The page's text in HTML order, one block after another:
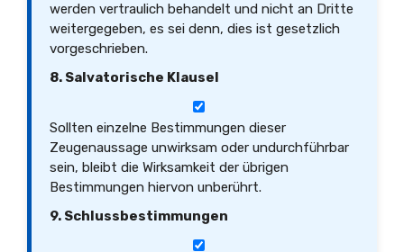
werden vertraulich behandelt und nicht an Dritte
weitergegeben, es sei denn, dies ist gesetzlich
vorgeschrieben.
8. Salvatorische Klausel
Sollten einzelne Bestimmungen dieser
Zeugenaussage unwirksam oder undurchführbar
sein, bleibt die Wirksamkeit der übrigen
Bestimmungen hiervon unberührt.
9. Schlussbestimmungen